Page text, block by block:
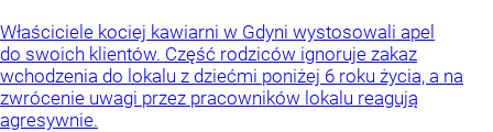
Właściciele kociej kawiarni w Gdyni wystosowali apel
do swoich klientów. Część rodziców ignoruje zakaz
wchodzenia do lokalu z dziećmi poniżej 6 roku życia, a na
zwrócenie uwagi przez pracowników lokalu reagują
agresywnie.